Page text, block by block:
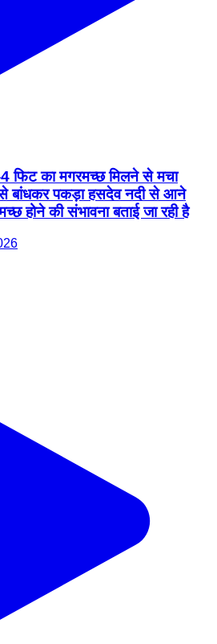
फिट का मगरमच्छ मिलने से मचा
से बांधकर पकड़ा हसदेव नदी से आने
होने की संभावना बताई जा रही है